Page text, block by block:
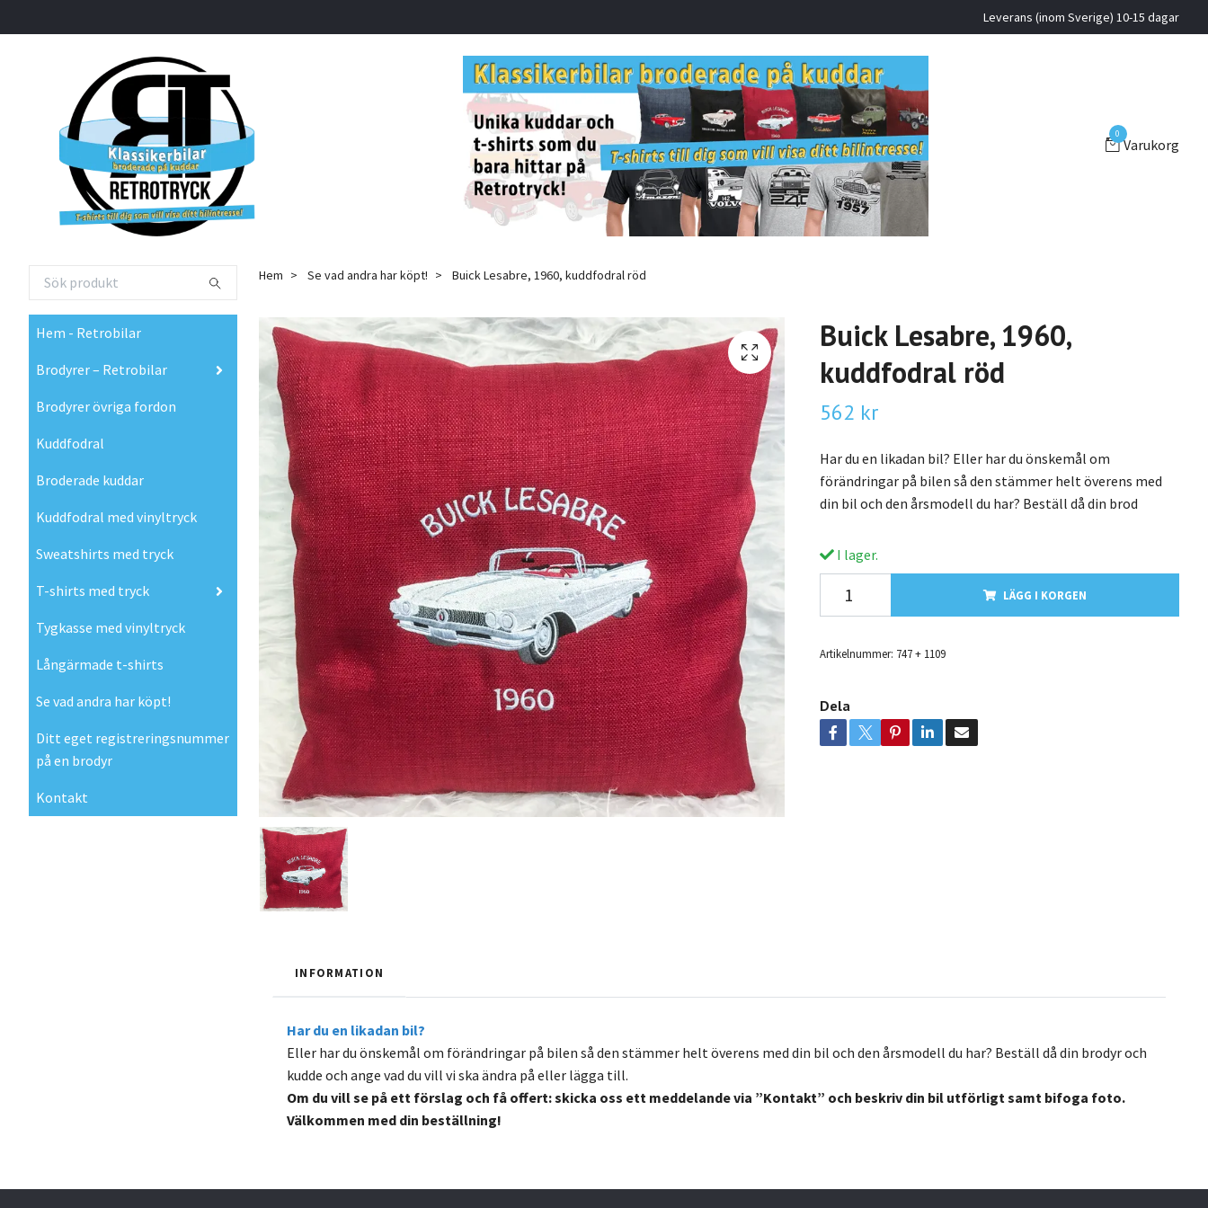
Leverans (inom Sverige) 10-15 dagar
0
Varukorg
Hem - Retrobilar
Brodyrer – Retrobilar
Brodyrer övriga fordon
Kuddfodral
Broderade kuddar
Kuddfodral med vinyltryck
Sweatshirts med tryck
T-shirts med tryck
Tygkasse med vinyltryck
Långärmade t-shirts
Se vad andra har köpt!
Ditt eget registreringsnummer
på en brodyr
Kontakt
Hem Se vad andra har köpt! Buick Lesabre, 1960, kuddfodral röd
Buick Lesabre, 1960,
kuddfodral röd
562 kr
Har du en likadan bil? Eller har du önskemål om
förändringar på bilen så den stämmer helt överens med
din bil och den årsmodell du har? Beställ då din brod
I lager.
LÄGG I KORGEN
Artikelnummer: 747 + 1109
Dela
INFORMATION
Har du en likadan bil?
Eller har du önskemål om förändringar på bilen så den stämmer helt överens med din bil och den årsmodell du har? Beställ då din brodyr och
kudde och ange vad du vill vi ska ändra på eller lägga till.
Om du vill se på ett förslag och få offert: skicka oss ett meddelande via ”Kontakt” och beskriv din bil utförligt samt bifoga foto.
Välkommen med din beställning!